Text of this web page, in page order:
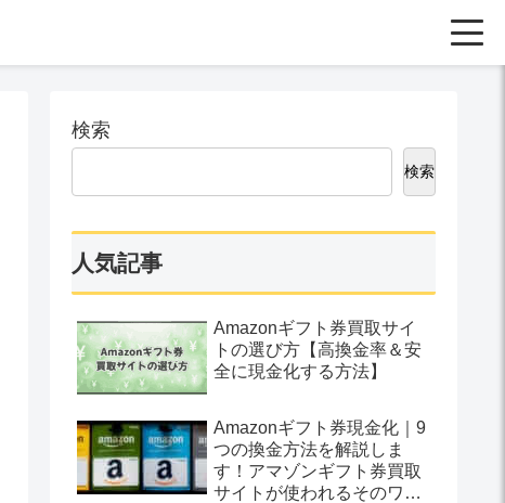
検索
検索
人気記事
Amazonギフト券買取サイ
トの選び方【高換金率＆安
全に現金化する方法】
Amazonギフト券現金化｜9
つの換金方法を解説しま
す！アマゾンギフト券買取
サイトが使われるそのワケ